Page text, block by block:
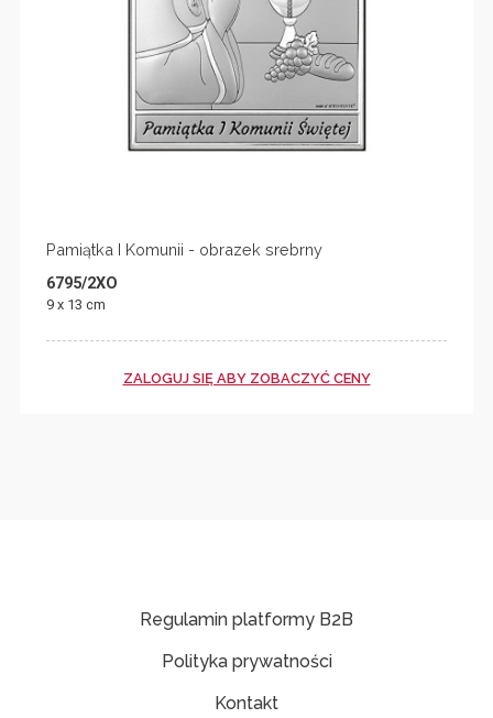
Pamiątka I Komunii - obrazek srebrny
6795/2XO
9 x 13 cm
ZALOGUJ SIĘ ABY ZOBACZYĆ CENY
Regulamin platformy B2B
Polityka prywatności
Kontakt